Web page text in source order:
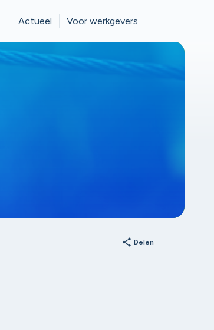
Actueel Voor werkgevers
share Delen